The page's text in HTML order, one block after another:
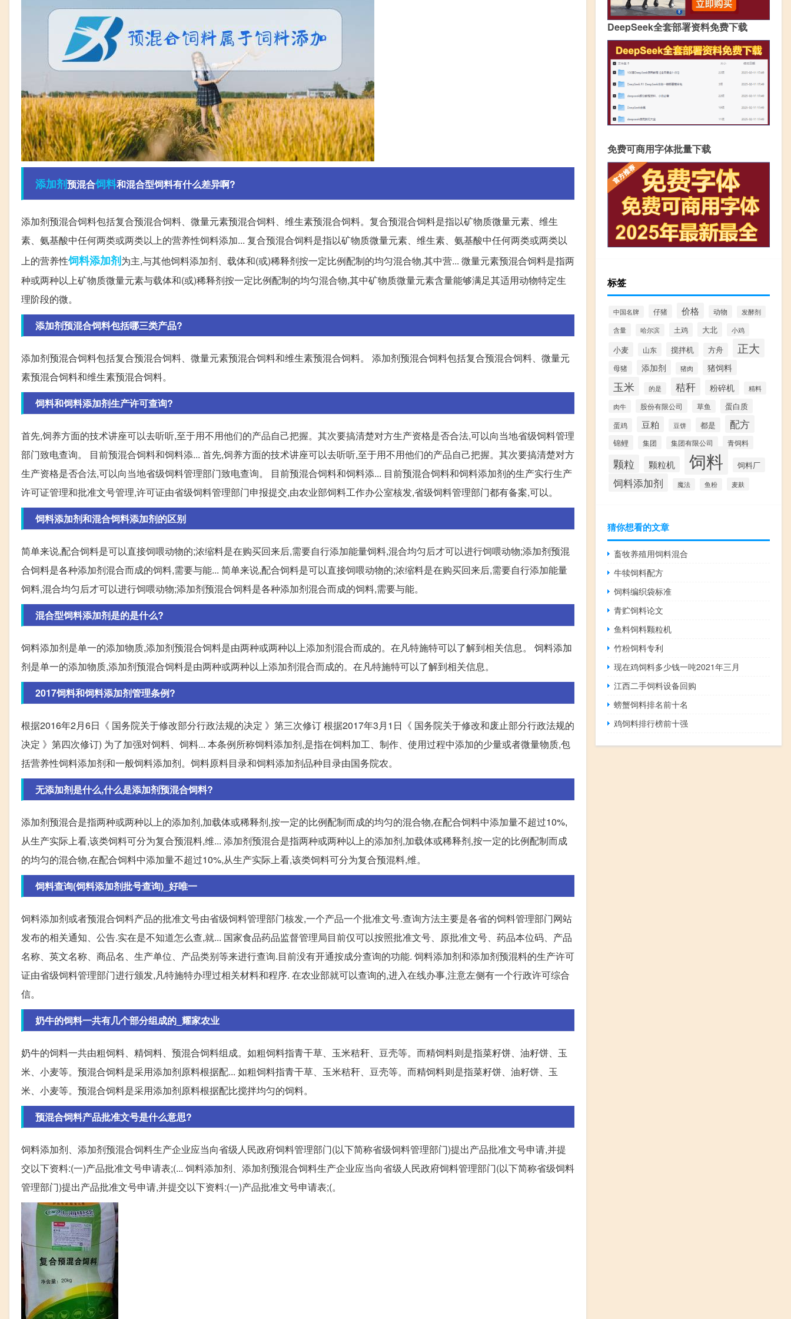
添加剂预混合饲料和混合型饲料有什么差异啊?
添加剂预混合饲料包括复合预混合饲料、微量元素预混合饲料、维生素预混合饲料。复合预混合饲料是指以矿物质微量元素、维生
素、氨基酸中任何两类或两类以上的营养性饲料添加... 复合预混合饲料是指以矿物质微量元素、维生素、氨基酸中任何两类或两类以
上的营养性饲料添加剂为主,与其他饲料添加剂、载体和(或)稀释剂按一定比例配制的均匀混合物,其中营... 微量元素预混合饲料是指两
种或两种以上矿物质微量元素与载体和(或)稀释剂按一定比例配制的均匀混合物,其中矿物质微量元素含量能够满足其适用动物特定生
理阶段的微。
添加剂预混合饲料包括哪三类产品?
添加剂预混合饲料包括复合预混合饲料、微量元素预混合饲料和维生素预混合饲料。 添加剂预混合饲料包括复合预混合饲料、微量元
素预混合饲料和维生素预混合饲料。
饲料和饲料添加剂生产许可查询?
首先,饲养方面的技术讲座可以去听听,至于用不用他们的产品自己把握。其次要搞清楚对方生产资格是否合法,可以向当地省级饲料管理
部门致电查询。 目前预混合饲料和饲料添... 首先,饲养方面的技术讲座可以去听听,至于用不用他们的产品自己把握。其次要搞清楚对方
生产资格是否合法,可以向当地省级饲料管理部门致电查询。 目前预混合饲料和饲料添... 目前预混合饲料和饲料添加剂的生产实行生产
许可证管理和批准文号管理,许可证由省级饲料管理部门申报提交,由农业部饲料工作办公室核发,省级饲料管理部门都有备案,可以。
饲料添加剂和混合饲料添加剂的区别
简单来说,配合饲料是可以直接饲喂动物的;浓缩料是在购买回来后,需要自行添加能量饲料,混合均匀后才可以进行饲喂动物;添加剂预混
合饲料是各种添加剂混合而成的饲料,需要与能... 简单来说,配合饲料是可以直接饲喂动物的;浓缩料是在购买回来后,需要自行添加能量
饲料,混合均匀后才可以进行饲喂动物;添加剂预混合饲料是各种添加剂混合而成的饲料,需要与能。
混合型饲料添加剂是的是什么?
饲料添加剂是单一的添加物质,添加剂预混合饲料是由两种或两种以上添加剂混合而成的。在凡特施特可以了解到相关信息。 饲料添加
剂是单一的添加物质,添加剂预混合饲料是由两种或两种以上添加剂混合而成的。在凡特施特可以了解到相关信息。
2017饲料和饲料添加剂管理条例?
根据2016年2月6日《 国务院关于修改部分行政法规的决定 》第三次修订 根据2017年3月1日《 国务院关于修改和废止部分行政法规的
决定 》第四次修订) 为了加强对饲料、饲料... 本条例所称饲料添加剂,是指在饲料加工、制作、使用过程中添加的少量或者微量物质,包
括营养性饲料添加剂和一般饲料添加剂。饲料原料目录和饲料添加剂品种目录由国务院农。
无添加剂是什么,什么是添加剂预混合饲料?
添加剂预混合是指两种或两种以上的添加剂,加载体或稀释剂,按一定的比例配制而成的均匀的混合物,在配合饲料中添加量不超过10%,
从生产实际上看,该类饲料可分为复合预混料,维... 添加剂预混合是指两种或两种以上的添加剂,加载体或稀释剂,按一定的比例配制而成
的均匀的混合物,在配合饲料中添加量不超过10%,从生产实际上看,该类饲料可分为复合预混料,维。
饲料查询(饲料添加剂批号查询)_好唯一
饲料添加剂或者预混合饲料产品的批准文号由省级饲料管理部门核发,一个产品一个批准文号.查询方法主要是各省的饲料管理部门网站
发布的相关通知、公告.实在是不知道怎么查,就... 国家食品药品监督管理局目前仅可以按照批准文号、原批准文号、药品本位码、产品
名称、英文名称、商品名、生产单位、产品类别等来进行查询.目前没有开通按成分查询的功能. 饲料添加剂和添加剂预混料的生产许可
证由省级饲料管理部门进行颁发,凡特施特办理过相关材料和程序. 在农业部就可以查询的,进入在线办事,注意左侧有一个行政许可综合
信。
奶牛的饲料一共有几个部分组成的_耀家农业
奶牛的饲料一共由粗饲料、精饲料、预混合饲料组成。如粗饲料指青干草、玉米秸秆、豆壳等。而精饲料则是指菜籽饼、油籽饼、玉
米、小麦等。预混合饲料是采用添加剂原料根据配... 如粗饲料指青干草、玉米秸秆、豆壳等。而精饲料则是指菜籽饼、油籽饼、玉
米、小麦等。预混合饲料是采用添加剂原料根据配比搅拌均匀的饲料。
预混合饲料产品批准文号是什么意思?
饲料添加剂、添加剂预混合饲料生产企业应当向省级人民政府饲料管理部门(以下简称省级饲料管理部门)提出产品批准文号申请,并提
交以下资料:(一)产品批准文号申请表;(... 饲料添加剂、添加剂预混合饲料生产企业应当向省级人民政府饲料管理部门(以下简称省级饲料
管理部门)提出产品批准文号申请,并提交以下资料:(一)产品批准文号申请表;(。
DeepSeek全套部署资料免费下载
免费可商用字体批量下载
标签
中国名牌 仔猪 价格 动物 发酵剂
含量 哈尔滨 土鸡 大北 小鸡
小麦 山东 搅拌机 方舟 正大
母猪 添加剂 猪肉 猪饲料
玉米 的是 秸秆 粉碎机
精料
肉牛
股份有限公司 草鱼 蛋白质
蛋鸡 豆粕 豆饼 都是 配方
锦鲤 集团 集团有限公司 青饲料
颗粒 颗粒机 饲料 饲料厂
饲料添加剂 魔法 鱼粉 麦麸
猜你想看的文章
畜牧养殖用饲料混合
牛犊饲料配方
饲料编织袋标准
青贮饲料论文
鱼料饲料颗粒机
竹粉饲料专利
现在鸡饲料多少钱一吨2021年三月
江西二手饲料设备回购
螃蟹饲料排名前十名
鸡饲料排行榜前十强